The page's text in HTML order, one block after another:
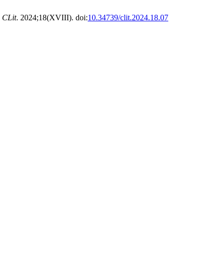
CLit. 2024;18(XVIII). doi:10.34739/clit.2024.18.07